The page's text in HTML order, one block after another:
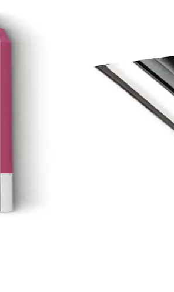
destekler, beyazlatır ve ferahlatıcı
Cilt Bakımı İçin Uygun Bir
Nemlendirici ve Yatıştırıcı
ve yatıştırıcı özellikleriyle
yapısı ve kolay uygulamasıyla
Ürünü